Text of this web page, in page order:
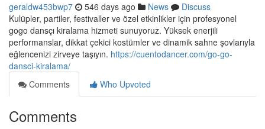
geraldw453bwp7 546 days ago News
Discuss
Kulüpler, partiler, festivaller ve özel etkinlikler için profesyonel
gogo dansçı kiralama hizmeti sunuyoruz. Yüksek enerjili
performanslar, dikkat çekici kostümler ve dinamik sahne şovlarıyla
eğlencenizi zirveye taşıyın. https://cuentodancer.com/go-go-
dansci-kiralama/
Comments
Who Upvoted
Comments